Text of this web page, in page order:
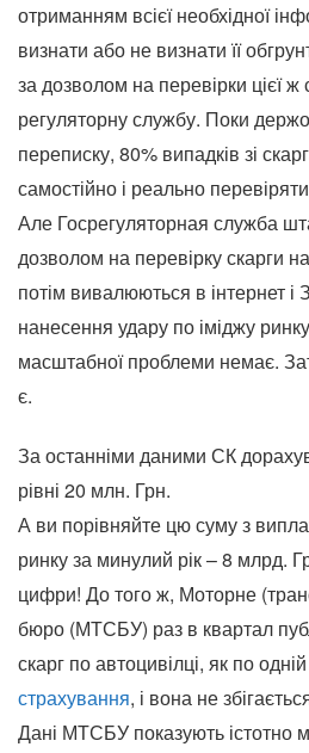
отриманням всієї необхідної
визнати або не визнати її
за дозволом на перевірки цієї
регуляторну службу. Поки
переписку, 80% випадків зі
самостійно і реально
Але Госрегуляторная служба
дозволом на перевірку скарги
потім вивалюються в інтернет і
нанесення удару по іміджу
масштабної проблеми немає.
є.
За останніми даними СК
рівні 20 млн. Грн.
А ви порівняйте цю суму з
ринку за минулий рік – 8 млрд.
цифри! До того ж, Моторне
бюро (МТСБУ) раз в квартал
скарг по автоцивілці, як по
страхування, і вона не
Дані МТСБУ показують істотно